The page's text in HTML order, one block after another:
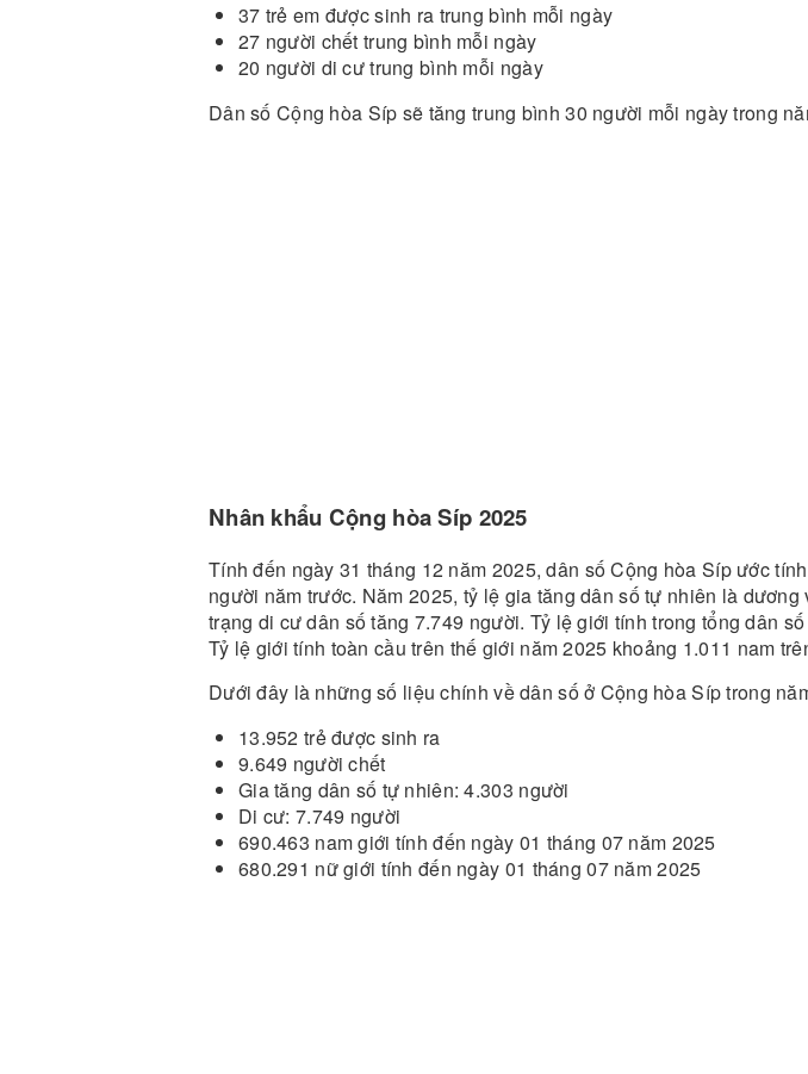
37 trẻ em được sinh ra trung bình mỗi ngày
27 người chết trung bình mỗi ngày
20 người di cư trung bình mỗi ngày
Dân số Cộng hòa Síp sẽ tăng trung bình 30 người mỗi ngày trong
Nhân khẩu Cộng hòa Síp 2025
Tính đến ngày 31 tháng 12 năm 2025, dân số Cộng hòa Síp ước
người năm trước. Năm 2025, tỷ lệ gia tăng dân số tự nhiên là
trạng di cư dân số tăng 7.749 người. Tỷ lệ giới tính trong tổng dân
Tỷ lệ giới tính toàn cầu trên thế giới năm 2025 khoảng 1.011 nam
Dưới đây là những số liệu chính về dân số ở Cộng hòa Síp trong
13.952 trẻ được sinh ra
9.649 người chết
Gia tăng dân số tự nhiên: 4.303 người
Di cư: 7.749 người
690.463 nam giới tính đến ngày 01 tháng 07 năm 2025
680.291 nữ giới tính đến ngày 01 tháng 07 năm 2025